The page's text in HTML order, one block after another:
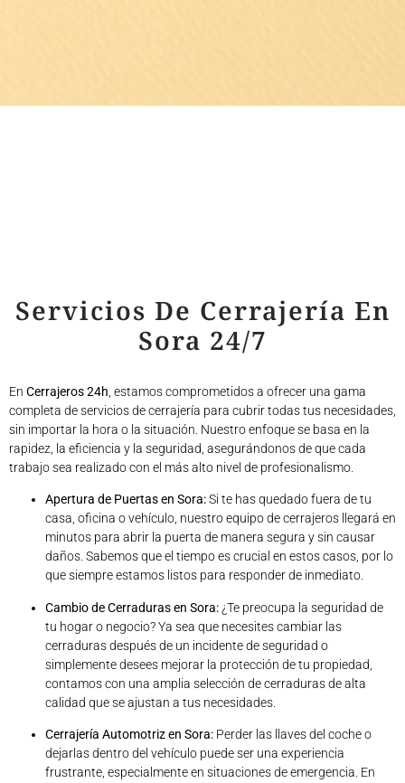
Servicios De Cerrajería En
Sora 24/7
En Cerrajeros 24h , estamos comprometidos a ofrecer una gama
completa de servicios de cerrajería para cubrir todas tus necesidades,
sin importar la hora o la situación. Nuestro enfoque se basa en la
rapidez, la eficiencia y la seguridad, asegurándonos de que cada
trabajo sea realizado con el más alto nivel de profesionalismo.
Apertura de Puertas en Sora:Si te has quedado fuera de tu
casa, oficina o vehículo, nuestro equipo de cerrajeros llegará en
minutos para abrir la puerta de manera segura y sin causar
daños. Sabemos que el tiempo es crucial en estos casos, por lo
que siempre estamos listos para responder de inmediato.
Cambio de Cerraduras en Sora: ¿Te preocupa la seguridad de
tu hogar o negocio? Ya sea que necesites cambiar las
cerraduras después de un incidente de seguridad o
simplemente desees mejorar la protección de tu propiedad,
contamos con una amplia selección de cerraduras de alta
calidad que se ajustan a tus necesidades.
Cerrajería Automotriz en Sora: Perder las llaves del coche o
dejarlas dentro del vehículo puede ser una experiencia
frustrante, especialmente en situaciones de emergencia. En